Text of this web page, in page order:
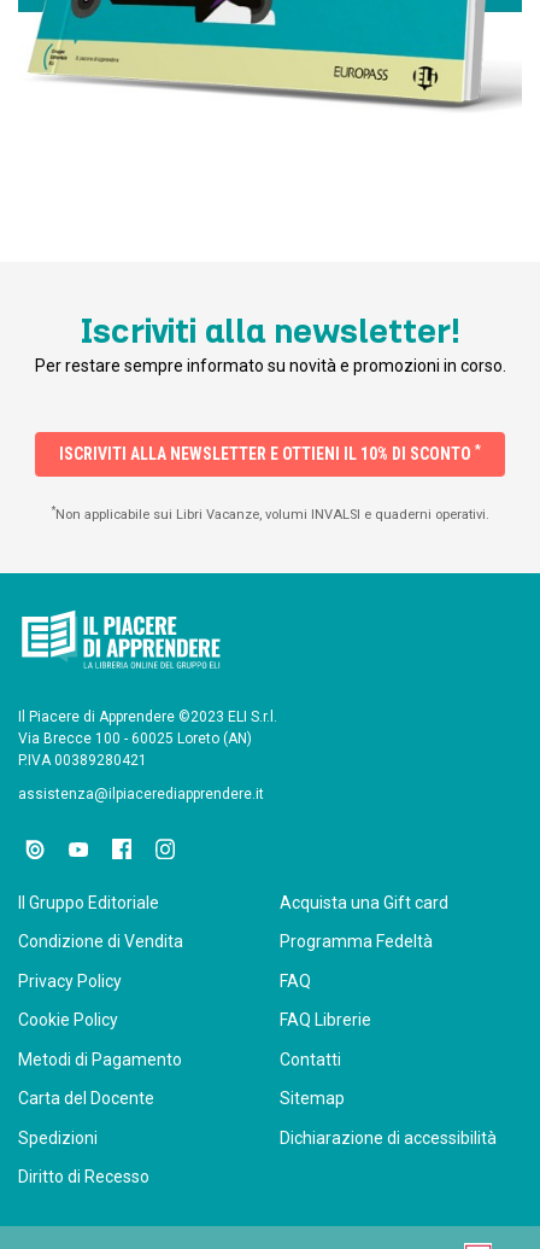
Iscriviti alla newsletter!
Per restare sempre informato su novità e promozioni in corso.
ISCRIVITI ALLA NEWSLETTER E OTTIENI IL 10% DI SCONTO *
*Non applicabile sui Libri Vacanze, volumi INVALSI e quaderni operativi.
Il Piacere di Apprendere ©2023 ELI S.r.l.
Via Brecce 100 - 60025 Loreto (AN)
P.IVA 00389280421
assistenza@ilpiacerediapprendere.it
Il Gruppo Editoriale
Condizione di Vendita
Privacy Policy
Cookie Policy
Metodi di Pagamento
Carta del Docente
Spedizioni
Diritto di Recesso
Acquista una Gift card
Programma Fedeltà
FAQ
FAQ Librerie
Contatti
Sitemap
Dichiarazione di accessibilità